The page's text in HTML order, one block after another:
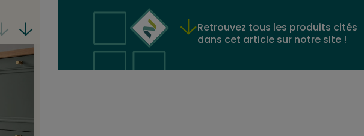
Retrouvez tous les produits cités
dans cet article sur notre site !